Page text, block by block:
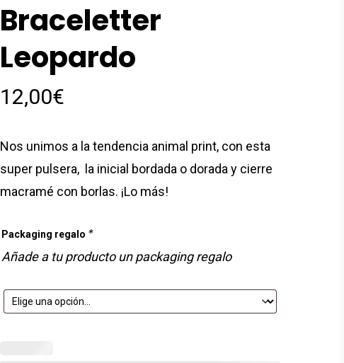
Braceletter
Leopardo
12,00€
Nos unimos a la tendencia animal print, con esta
super pulsera, la inicial bordada o dorada y cierre
macramé con borlas. ¡Lo más!
Packaging regalo *
Añade a tu producto un packaging regalo